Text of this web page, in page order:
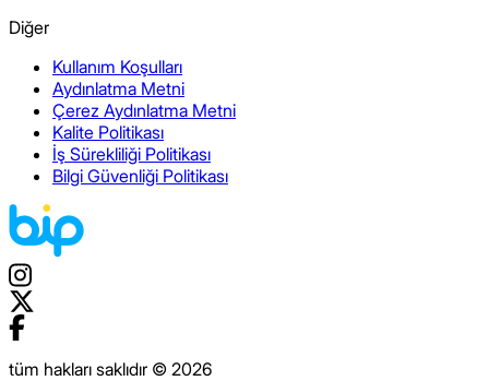
Diğer
Kullanım Koşulları
Aydınlatma Metni
Çerez Aydınlatma Metni
Kalite Politikası
İş Sürekliliği Politikası
Bilgi Güvenliği Politikası
tüm hakları saklıdır © 2026